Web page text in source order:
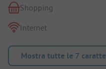
Shopping
Internet
Mostra tutte le 7